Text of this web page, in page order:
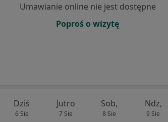
Umawianie online nie jest dostępne
Poproś o wizytę
Dziś
6 Sie
Jutro
7 Sie
Sob,
8 Sie
Ndz,
9 Sie